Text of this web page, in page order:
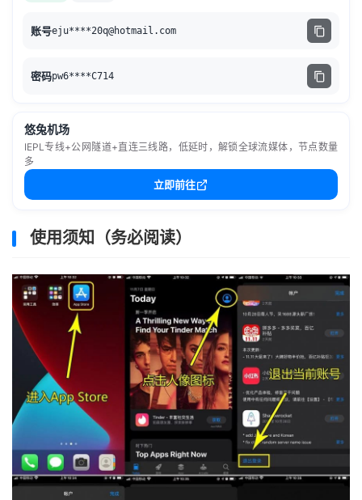
账号eju****20q@hotmail.com
密码pw6****C714
悠兔机场
IEPL专线+公网隧道+直连三线路，低延时，解锁全球流媒体，节点数量
多
立即前往
使用须知（务必阅读）